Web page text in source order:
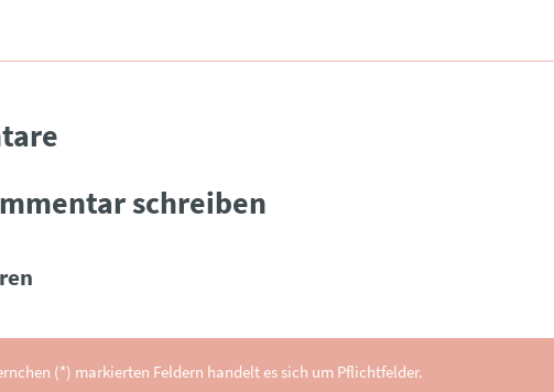
schreiben
(*) markierten Feldern handelt es sich um Pflichtfelder.